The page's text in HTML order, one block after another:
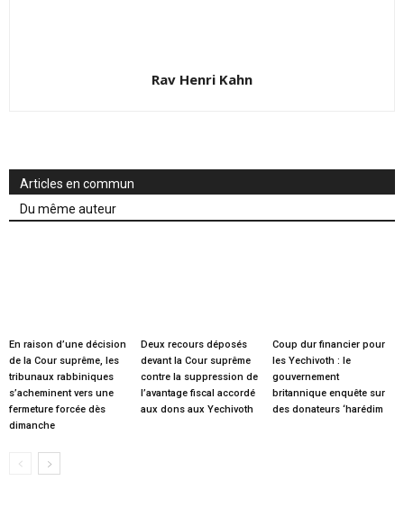
Rav Henri Kahn
Articles en commun
Du même auteur
En raison d’une décision
de la Cour suprême, les
tribunaux rabbiniques
s’acheminent vers une
fermeture forcée dès
dimanche
Deux recours déposés
devant la Cour suprême
contre la suppression de
l’avantage fiscal accordé
aux dons aux Yechivoth
Coup dur financier pour
les Yechivoth : le
gouvernement
britannique enquête sur
des donateurs ‘harédim